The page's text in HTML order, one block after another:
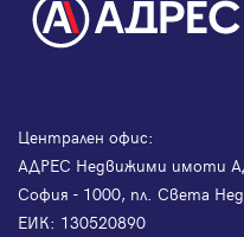
Централен офис:
АДРЕС Недвижими имоти
София - 1000, пл. Света
ЕИК: 130520890